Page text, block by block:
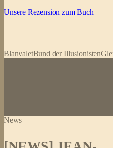
Unsere Rezension zum Buch
BlanvaletBund der Illusionisten
News